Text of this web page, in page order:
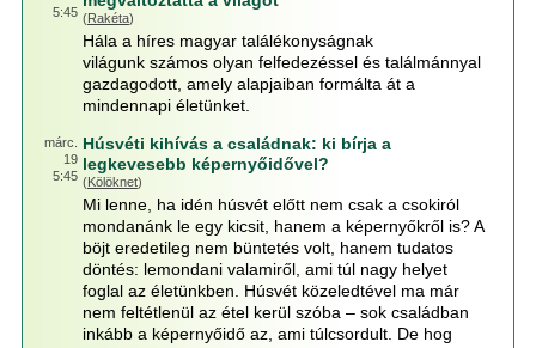
5:45 (Rakéta)
Hála a híres magyar találékonyságnak
világunk számos olyan felfedezéssel és találmánnyal
gazdagodott, amely alapjaiban formálta át a
mindennapi életünket.
márc.
19
5:45
Húsvéti kihívás a családnak: ki bírja a
legkevesebb képernyőidővel?
(Kölöknet)
Mi lenne, ha idén húsvét előtt nem csak a csokiról
mondanánk le egy kicsit, hanem a képernyőkről is? A
böjt eredetileg nem büntetés volt, hanem tudatos
döntés: lemondani valamiről, ami túl nagy helyet
foglal az életünkben. Húsvét közeledtével ma már
nem feltétlenül az étel kerül szóba – sok családban
inkább a képernyőidő az, ami túlcsordult. De hog